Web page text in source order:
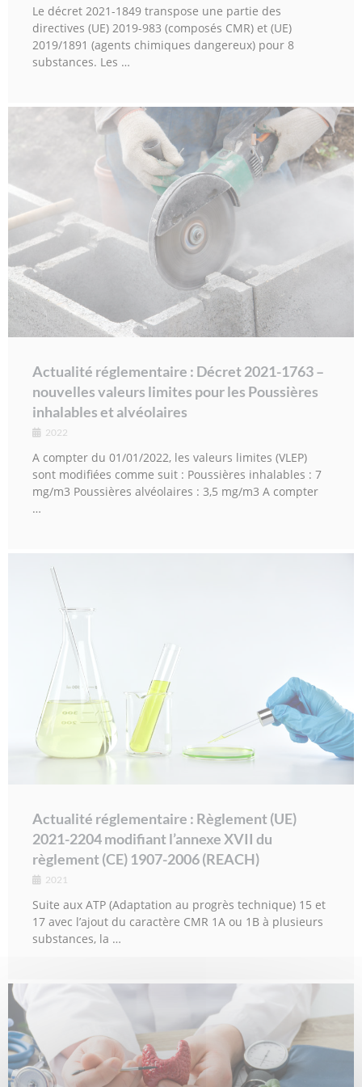
Le décret 2021-1849 transpose une partie des
directives (UE) 2019-983 (composés CMR) et (UE)
2019/1891 (agents chimiques dangereux) pour 8
substances. Les …
Actualité réglementaire : Décret 2021-1763 –
nouvelles valeurs limites pour les Poussières
inhalables et alvéolaires
2022
A compter du 01/01/2022, les valeurs limites (VLEP)
sont modifiées comme suit : Poussières inhalables : 7
mg/m3 Poussières alvéolaires : 3,5 mg/m3 A compter
…
Actualité réglementaire : Règlement (UE)
2021-2204 modifiant l’annexe XVII du
règlement (CE) 1907-2006 (REACH)
2021
Suite aux ATP (Adaptation au progrès technique) 15 et
17 avec l’ajout du caractère CMR 1A ou 1B à plusieurs
substances, la …